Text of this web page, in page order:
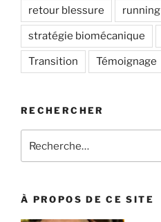
retour blessure running
stratégie biomécanique
Transition Témoignage
RECHERCHER
pour
À PROPOS DE CE SITE